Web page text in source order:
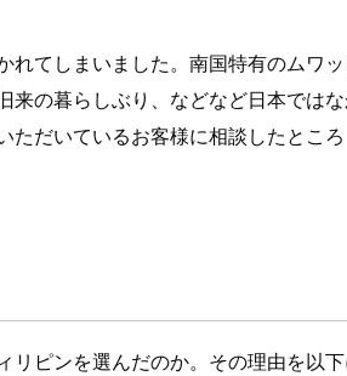
てしまいました。南国特有のムワ
の暮らしぶり、などなど日本では
だいているお客様に相談したとこ
ピンを選んだのか。その理由を以下